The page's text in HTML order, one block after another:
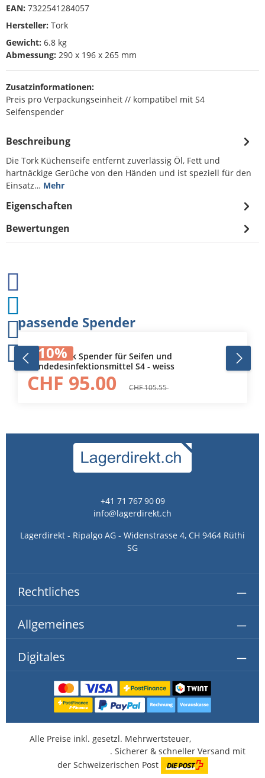
EAN: 7322541284057
Hersteller: Tork
Gewicht: 6.8 kg
Abmessung: 290 x 196 x 265 mm
Zusatzinformationen:
Preis pro Verpackungseinheit // kompatibel mit S4
Seifenspender
Beschreibung
Die Tork Küchenseife entfernt zuverlässig Öl, Fett und
hartnäckige Gerüche von den Händen und ist speziell für den
Einsatz… Mehr
Eigenschaften
Bewertungen
Produktgalerie überspringen
passende Spender
10%
561500 Tork Spender für Seifen und
Händedesinfektionsmittel S4 - weiss
CHF 95.00 CHF 105.55
+41 71 767 90 09
info@lagerdirekt.ch
Lagerdirekt - Ripalgo AG - Widenstrasse 4, CH 9464 Rüthi
SG
Rechtliches
Allgemeines
Digitales
Alle Preise inkl. gesetzl. Mehrwertsteuer,
. Sicherer & schneller Versand mit
der Schweizerischen Post